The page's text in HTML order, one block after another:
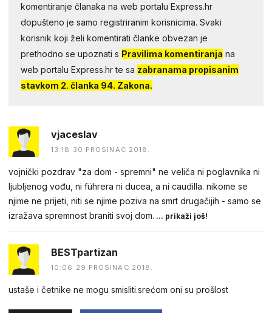
komentiranje članaka na web portalu Express.hr
dopušteno je samo registriranim korisnicima. Svaki
korisnik koji želi komentirati članke obvezan je
prethodno se upoznati s Pravilima komentiranja na
web portalu Express.hr te sa zabranama propisanim
stavkom 2. članka 94. Zakona.
vjaceslav
13:18 30.PROSINAC 2018.
vojnički pozdrav "za dom - spremni" ne veliča ni poglavnika ni
ljubljenog vođu, ni führera ni ducea, a ni caudilla. nikome se
njime ne prijeti, niti se njime poziva na smrt drugačijih - samo se
izražava spremnost braniti svoj dom. ... prikaži još!
BESTpartizan
10:06 29.PROSINAC 2018.
ustaše i četnike ne mogu smisliti.srećom oni su prošlost